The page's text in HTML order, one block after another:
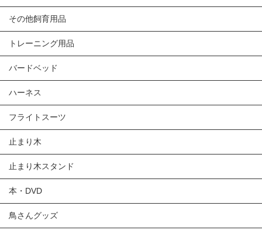
その他飼育用品
トレーニング用品
バードベッド
ハーネス
フライトスーツ
止まり木
止まり木スタンド
本・DVD
鳥さんグッズ